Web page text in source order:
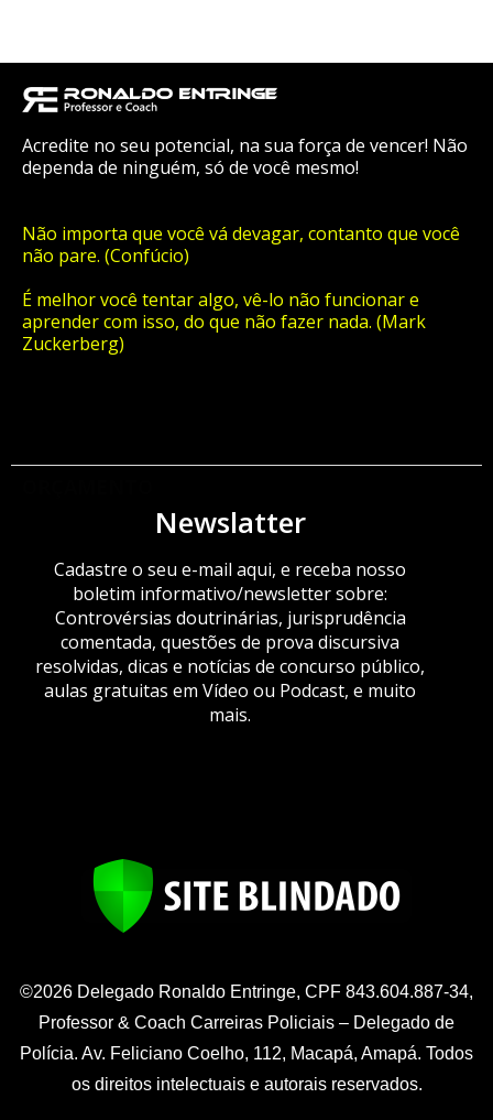
Acredite no seu potencial, na sua força de vencer! Não
dependa de ninguém, só de você mesmo!
Não importa que você vá devagar, contanto que você
não pare. (Confúcio)
É melhor você tentar algo, vê-lo não funcionar e
aprender com isso, do que não fazer nada. (Mark
Zuckerberg)
Newslatter
Cadastre o seu e-mail aqui, e receba nosso
boletim informativo/newsletter sobre:
Controvérsias doutrinárias, jurisprudência
comentada, questões de prova discursiva
resolvidas, dicas e notícias de concurso público,
aulas gratuitas em Vídeo ou Podcast, e muito
mais.
©2026 Delegado Ronaldo Entringe, CPF 843.604.887-34,
Professor & Coach Carreiras Policiais – Delegado de
Polícia. Av. Feliciano Coelho, 112, Macapá, Amapá. Todos
os direitos intelectuais e autorais reservados.